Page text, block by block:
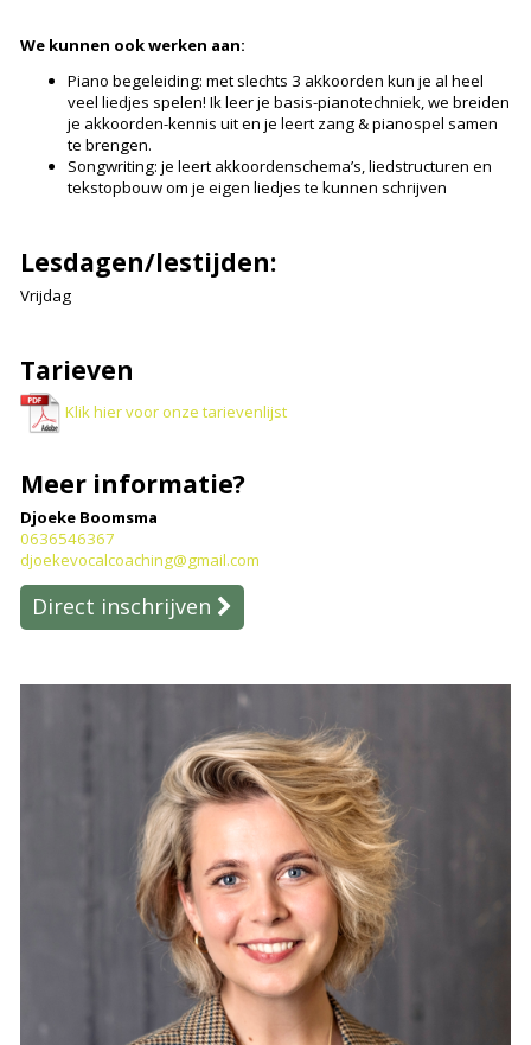
We kunnen ook werken aan:
Piano begeleiding: met slechts 3 akkoorden kun je al heel
veel liedjes spelen! Ik leer je basis-pianotechniek, we breiden
je akkoorden-kennis uit en je leert zang & pianospel samen
te brengen.
Songwriting: je leert akkoordenschema’s, liedstructuren en
tekstopbouw om je eigen liedjes te kunnen schrijven
Lesdagen/lestijden:
Vrijdag
Tarieven
Klik hier voor onze tarievenlijst
Meer informatie?
Djoeke Boomsma
0636546367
djoekevocalcoaching@gmail.com
Direct inschrijven